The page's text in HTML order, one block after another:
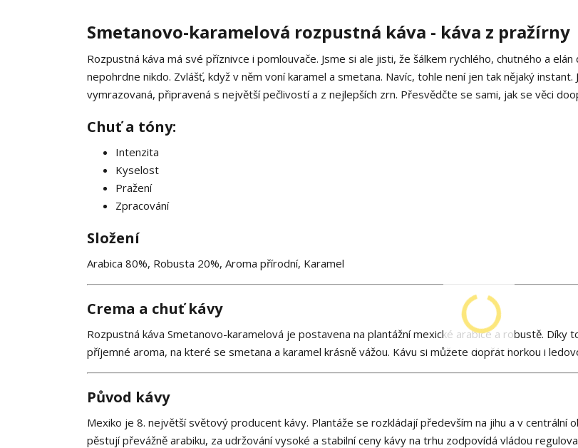
Smetanovo-karamelová rozpustná káva - káva z pražírny
Rozpustná káva má své příznivce i pomlouvače. Jsme si ale jisti, že šálkem rychlého, chutného a
nepohrdne nikdo. Zvlášť, když v něm voní karamel a smetana. Navíc, tohle není jen tak nějaký instant.
vymrazovaná, připravená s největší pečlivostí a z nejlepších zrn. Přesvědčte se sami, jak se věci
Chuť a tóny:
Intenzita
Kyselost
Pražení
Zpracování
Složení
Arabica 80%, Robusta 20%, Aroma přírodní, Karamel
Crema a chuť kávy
Rozpustná káva Smetanovo-karamelová je postavena na plantážní mexické arabice a robustě. Díky
příjemné aroma, na které se smetana a karamel krásně vážou. Kávu si můžete dopřát horkou i
Původ kávy
Mexiko je 8. největší světový producent kávy. Plantáže se rozkládají především na jihu a v centrální
pěstují převážně arabiku, za udržování vysoké a stabilní ceny kávy na trhu zodpovídá vládou